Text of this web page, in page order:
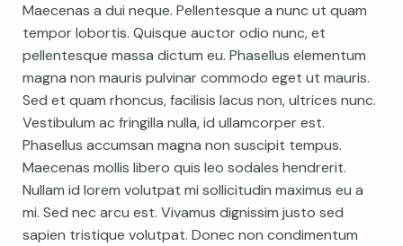
Maecenas a dui neque. Pellentesque a nunc ut quam
tempor lobortis. Quisque auctor odio nunc, et
pellentesque massa dictum eu. Phasellus elementum
magna non mauris pulvinar commodo eget ut mauris.
Sed et quam rhoncus, facilisis lacus non, ultrices nunc.
Vestibulum ac fringilla nulla, id ullamcorper est.
Phasellus accumsan magna non suscipit tempus.
Maecenas mollis libero quis leo sodales hendrerit.
Nullam id lorem volutpat mi sollicitudin maximus eu a
mi. Sed nec arcu est. Vivamus dignissim justo sed
sapien tristique volutpat. Donec non condimentum